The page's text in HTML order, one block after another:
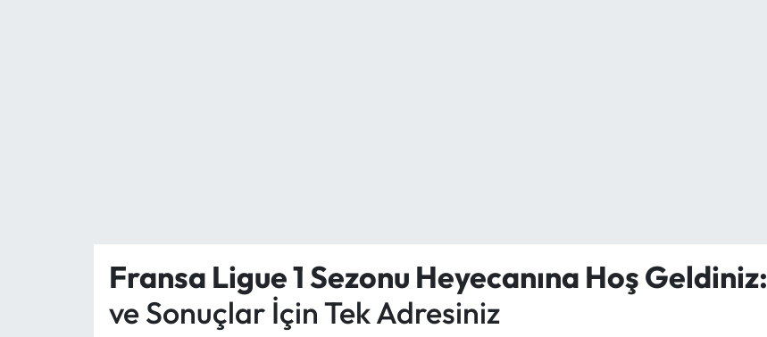
Fransa Ligue 1 Sezonu Heyecanına Hoş Geldiniz:
ve Sonuçlar İçin Tek Adresiniz